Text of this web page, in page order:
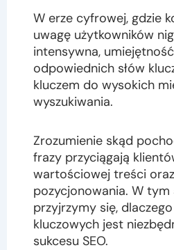
W erze cyfrowej, gdzie
uwagę użytkowników
intensywna,
odpowiednich słów
kluczem do wysokich
wyszukiwania.
Zrozumienie skąd
frazy przyciągają
wartościowej treści
pozycjonowania. W
przyjrzymy się,
kluczowych jest
sukcesu SEO.